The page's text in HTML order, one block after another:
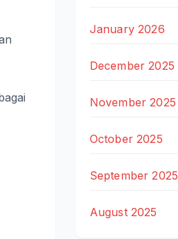
January 2026
December 2025
November 2025
October 2025
September 2025
August 2025